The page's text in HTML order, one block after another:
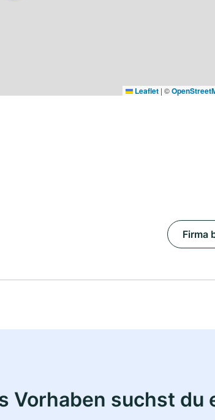
Leaflet | ©
Firma
Vorhaben suchst du